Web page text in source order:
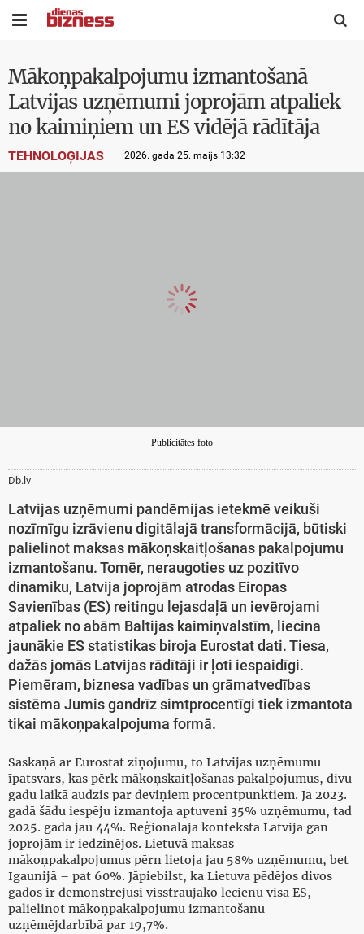
 
Mākoņpakalpojumu izmantošanā
Latvijas uzņēmumi joprojām atpaliek
no kaimiņiem un ES vidējā rādītāja
TEHNOLOĢIJAS 2026. gada 25. maijs 13:32
Publicitātes foto
Db.lv
Latvijas uzņēmumi pandēmijas ietekmē veikuši
nozīmīgu izrāvienu digitālajā transformācijā, būtiski
palielinot maksas mākoņskaitļošanas pakalpojumu
izmantošanu. Tomēr, neraugoties uz pozitīvo
dinamiku, Latvija joprojām atrodas Eiropas
Savienības (ES) reitingu lejasdaļā un ievērojami
atpaliek no abām Baltijas kaimiņvalstīm, liecina
jaunākie ES statistikas biroja Eurostat dati. Tiesa,
dažās jomās Latvijas rādītāji ir ļoti iespaidīgi.
Piemēram, biznesa vadības un grāmatvedības
sistēma Jumis gandrīz simtprocentīgi tiek izmantota
tikai mākoņpakalpojuma formā.
Saskaņā ar Eurostat ziņojumu, to Latvijas uzņēmumu
īpatsvars, kas pērk mākoņskaitļošanas pakalpojumus, divu
gadu laikā audzis par deviņiem procentpunktiem. Ja 2023.
gadā šādu iespēju izmantoja aptuveni 35% uzņēmumu, tad
2025. gadā jau 44%. Reģionālajā kontekstā Latvija gan
joprojām ir iedzinējos. Lietuvā maksas
mākoņpakalpojumus pērn lietoja jau 58% uzņēmumu, bet
Igaunijā – pat 60%. Jāpiebilst, ka Lietuva pēdējos divos
gados ir demonstrējusi visstraujāko lēcienu visā ES,
palielinot mākoņpakalpojumu izmantošanu
uzņēmējdarbībā par 19,7%.